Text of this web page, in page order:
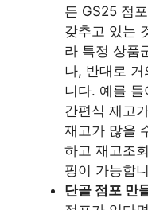
든 GS25 점
갖추고 있는
라 특정 상품
나, 반대로
니다. 예를
간편식 재고
재고가 많을
하고 재고조
핑이 가능합
단골 점포 만